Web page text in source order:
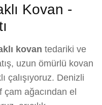
Kovan -
kovan tedariki ve
uzun ömürlü kovan
çalışıyoruz. Denizli
çam ağacından el